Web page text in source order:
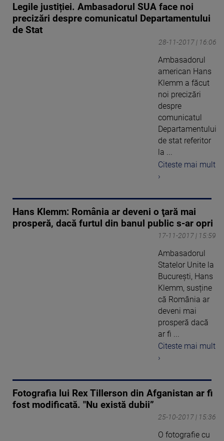
Legile justiției. Ambasadorul SUA face noi
precizări despre comunicatul Departamentului
de Stat
28-11-2017 | 16:06
Ambasadorul
american Hans
Klemm a făcut
noi precizări
despre
comunicatul
Departamentului
de stat referitor
la ...
Citeste mai mult
›
Hans Klemm: România ar deveni o ţară mai
prosperă, dacă furtul din banul public s-ar opri
17-11-2017 | 15:59
Ambasadorul
Statelor Unite la
București, Hans
Klemm, susține
că România ar
deveni mai
prosperă dacă
ar fi ...
Citeste mai mult
›
Fotografia lui Rex Tillerson din Afganistan ar fi
fost modificată. "Nu există dubii”
25-10-2017 | 15:36
O fotografie cu